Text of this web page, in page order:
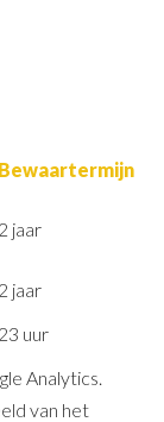
Bewaartermijn
2 jaar
2 jaar
23 uur
Analytics.
van het